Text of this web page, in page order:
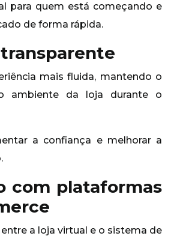
para quem está começando e
de forma rápida.
mais fluida, mantendo o
ambiente da loja durante o
a confiança e melhorar a
com plataformas
a loja virtual e o sistema de